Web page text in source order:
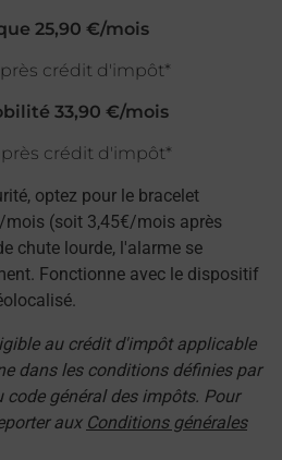
25,90 €/mois
crédit d'impôt*
33,90 €/mois
crédit d'impôt*
optez pour le bracelet
mois (soit 3,45€/mois après
chute lourde, l'alarme se
Fonctionne avec le dispositif
au crédit d'impôt applicable
dans les conditions définies par
général des impôts. Pour
aux Conditions générales